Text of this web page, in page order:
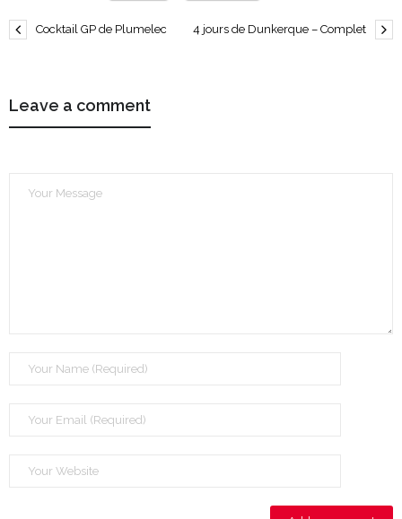
Cocktail GP de Plumelec 4 jours de Dunkerque – Complet
Leave a comment